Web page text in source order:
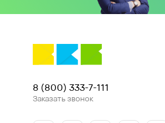
8 (800) 333-7-111
Заказать звонок